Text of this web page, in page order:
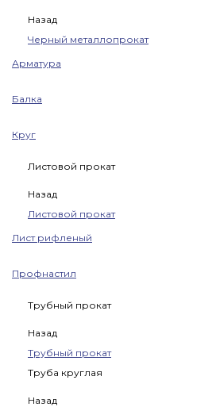
Назад
Черный металлопрокат
Арматура
Балка
Круг
Листовой прокат
Назад
Листовой прокат
Лист рифленый
Профнастил
Трубный прокат
Назад
Трубный прокат
Труба круглая
Назад